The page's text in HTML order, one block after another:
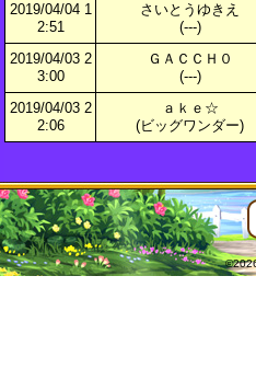
2019/04/04 1
2:51
さいとうゆきえ
(---)
2019/04/03 2
3:00
ＧＡＣＣＨ０
(---)
2019/04/03 2
2:06
ａｋｅ☆
(ビッグワンダー)